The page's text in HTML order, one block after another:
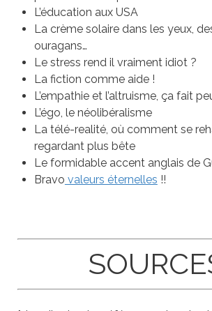
L’éducation aux USA
La crème solaire dans les yeux,
ouragans…
Le stress rend il vraiment idiot ?
La fiction comme aide !
L’empathie et l’altruisme, ça fait
L’égo, le néolibéralisme
La télé-realité, où comment se
regardant plus bête
Le formidable accent anglais de
Bravo valeurs éternelles !!